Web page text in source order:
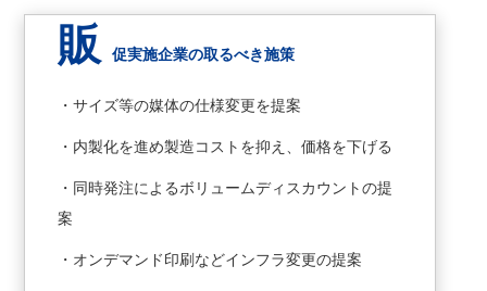
販 促実施企業の取るべき施策
・サイズ等の媒体の仕様変更を提案
・内製化を進め製造コストを抑え、価格を下げる
・同時発注によるボリュームディスカウントの提
案
・オンデマンド印刷などインフラ変更の提案